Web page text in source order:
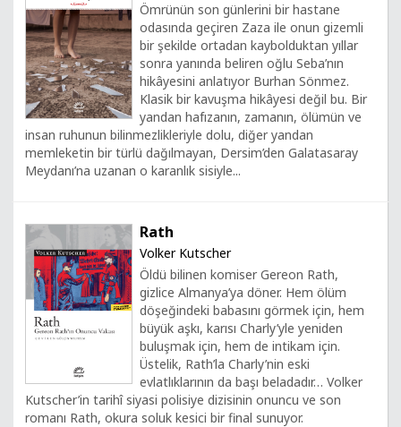
Ömrünün son günlerini bir hastane
odasında geçiren Zaza ile onun gizemli
bir şekilde ortadan kaybolduktan yıllar
sonra yanında beliren oğlu Seba’nın
hikâyesini anlatıyor Burhan Sönmez.
Klasik bir kavuşma hikâyesi değil bu. Bir
yandan hafızanın, zamanın, ölümün ve
insan ruhunun bilinmezlikleriyle dolu, diğer yandan
memleketin bir türlü dağılmayan, Dersim’den Galatasaray
Meydanı’na uzanan o karanlık sisiyle...
Rath
Volker Kutscher
Öldü bilinen komiser Gereon Rath,
gizlice Almanya’ya döner. Hem ölüm
döşeğindeki babasını görmek için, hem
büyük aşkı, karısı Charly’yle yeniden
buluşmak için, hem de intikam için.
Üstelik, Rath’la Charly’nin eski
evlatlıklarının da başı beladadır… Volker
Kutscher’in tarihî siyasi polisiye dizisinin onuncu ve son
romanı Rath, okura soluk kesici bir final sunuyor.